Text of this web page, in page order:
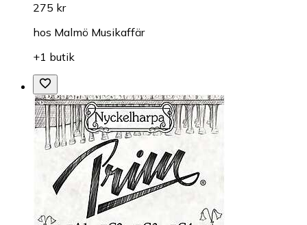
275 kr
hos Malmö Musikaffär
+1 butik